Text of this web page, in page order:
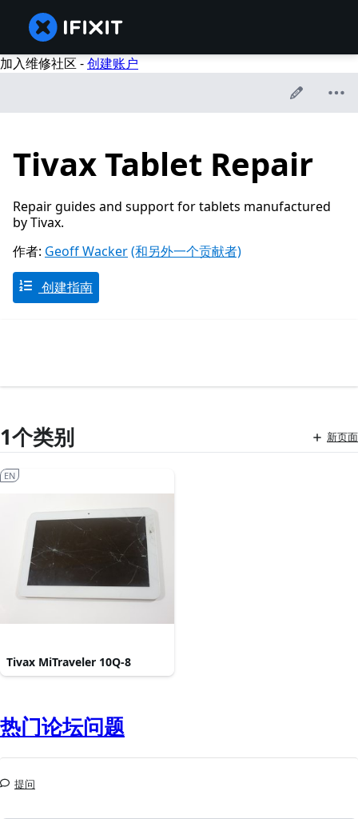
加入维修社区 -创建账户
Tivax Tablet Repair
Repair guides and support for tablets manufactured
by Tivax.
作者: Geoff Wacker(和另外一个贡献者)
创建指南
1个类别 新页面
Tivax MiTraveler 10Q-8
EN
热门论坛问题
提问